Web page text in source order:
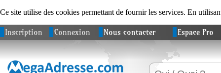
Ce site utilise des cookies permettant de fournir les services. En
Inscription Connexion Nous contacter Espace Pro